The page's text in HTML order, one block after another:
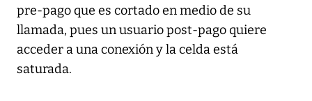
pre-pago que es cortado en medio de su
llamada, pues un usuario post-pago quiere
acceder a una conexión y la celda está
saturada.